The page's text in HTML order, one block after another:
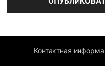
Контактная